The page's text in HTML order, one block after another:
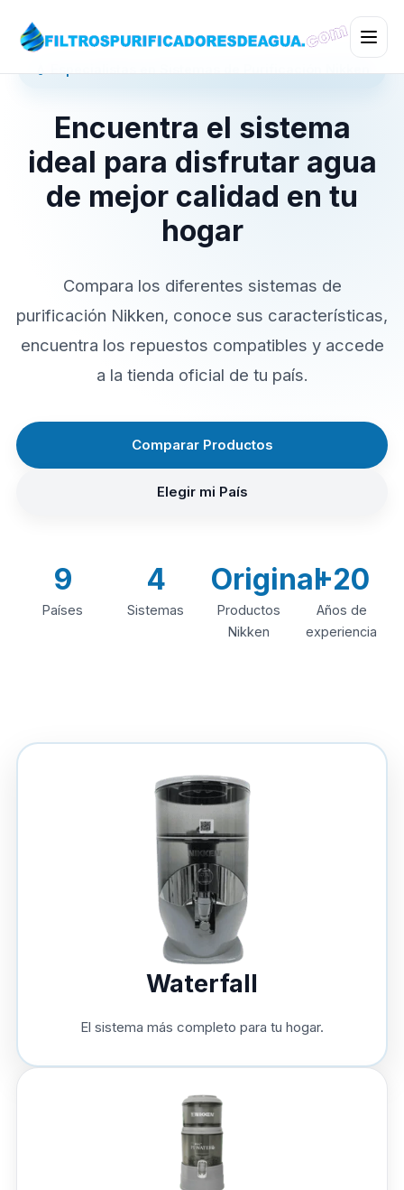
Encuentra el sistema
ideal para disfrutar agua
de mejor calidad en tu
hogar
Compara los diferentes sistemas de
purificación Nikken, conoce sus características,
encuentra los repuestos compatibles y accede
a la tienda oficial de tu país.
Comparar Productos
Elegir mi País
9
Países
4
Sistemas
Original
Productos
Nikken
+20
Años de
experiencia
Waterfall
El sistema más completo para tu hogar.